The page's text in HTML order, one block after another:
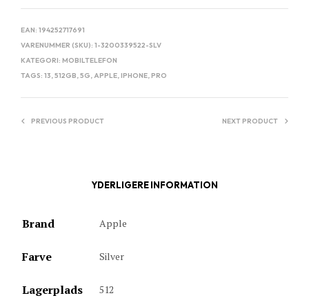
EAN: 194252717691
VARENUMMER (SKU): 1-3200339522-SLV
KATEGORI: MOBILTELEFON
TAGS: 13,512GB,5G,APPLE,IPHONE,PRO
PREVIOUS PRODUCT NEXT PRODUCT
YDERLIGERE INFORMATION
Brand Apple
Farve Silver
Lagerplads 512